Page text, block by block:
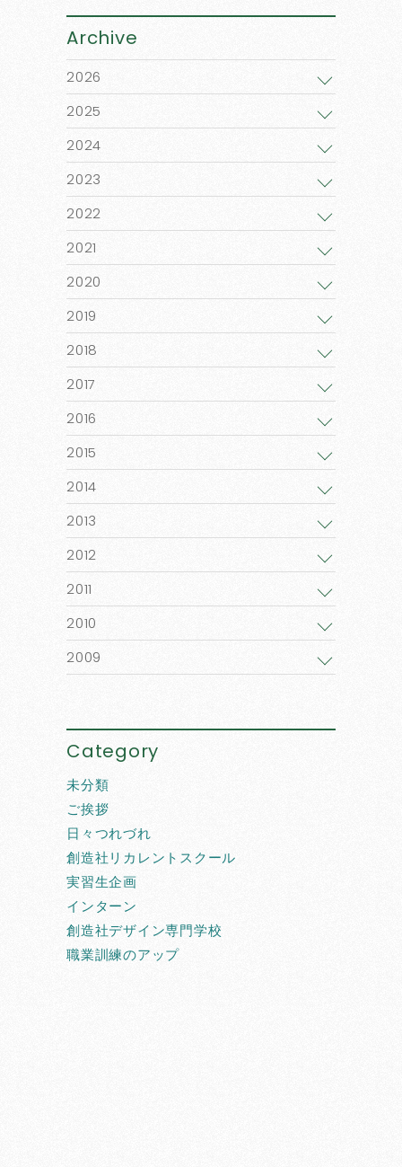
Archive
2026
2025
2024
2023
2022
2021
2020
2019
2018
2017
2016
2015
2014
2013
2012
2011
2010
2009
Category
未分類
ご挨拶
日々つれづれ
創造社リカレントスクール
実習生企画
インターン
創造社デザイン専門学校
職業訓練のアップ